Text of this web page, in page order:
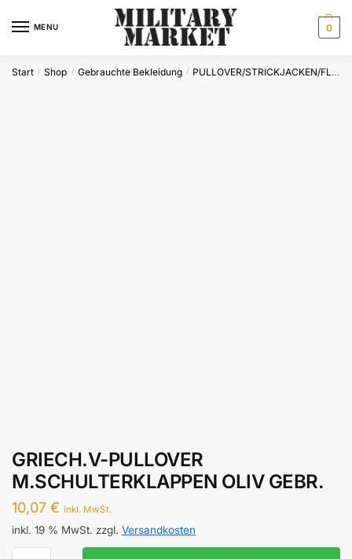
MENU 0
Start / Shop / Gebrauchte Bekleidung / PULLOVER/STRICKJACKEN/FLEECEJACKEN
GRIECH.V-PULLOVER
M.SCHULTERKLAPPEN OLIV GEBR.
10,07 € inkl. MwSt.
inkl. 19 % MwSt. zzgl. Versandkosten